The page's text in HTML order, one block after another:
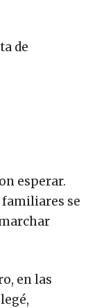
de
esperar.
se
en las